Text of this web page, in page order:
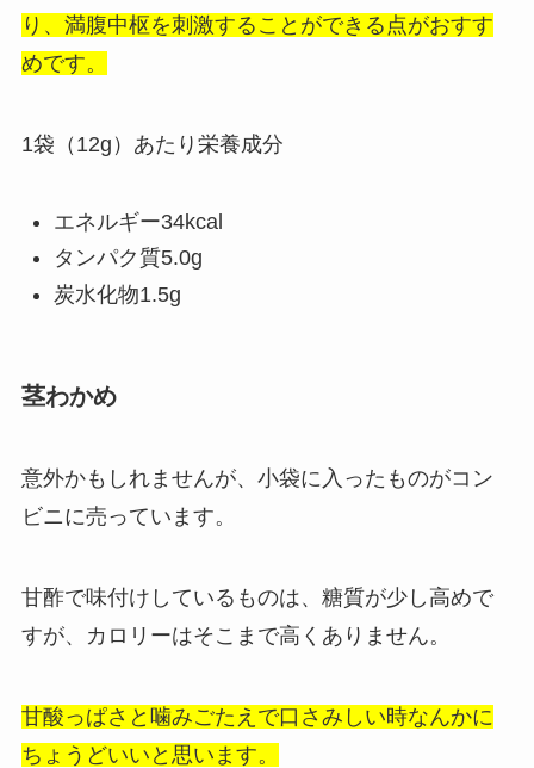
り、満腹中枢を刺激することができる点がおすす
めです。
1袋（12g）あたり栄養成分
エネルギー34kcal
タンパク質5.0g
炭水化物1.5g
茎わかめ
意外かもしれませんが、小袋に入ったものがコン
ビニに売っています。
甘酢で味付けしているものは、糖質が少し高めで
すが、カロリーはそこまで高くありません。
甘酸っぱさと噛みごたえで口さみしい時なんかに
ちょうどいいと思います。